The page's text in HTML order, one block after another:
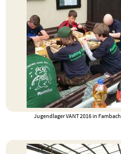
Jugendlager VANT 2016 in Fambach